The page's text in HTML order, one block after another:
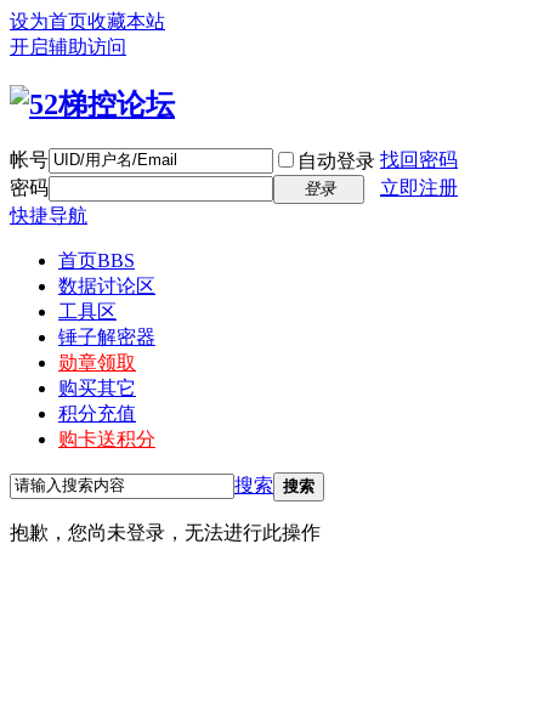
设为首页收藏本站
开启辅助访问
帐号 自动登录 找回密码
密码
登录
立即注册
快捷导航
首页BBS
数据讨论区
工具区
锤子解密器
勋章领取
购买其它
积分充值
购卡送积分
搜索 搜索
抱歉，您尚未登录，无法进行此操作